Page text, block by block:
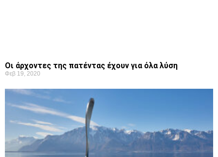
Οι άρχοντες της πατέντας έχουν για όλα λύση
Φεβ 19, 2020